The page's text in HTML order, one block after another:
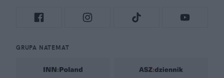
GRUPA NATEMAT